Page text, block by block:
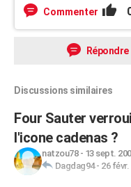
Commenter
Répondre
Discussions similaires
Four Sauter
l'icone cadenas ?
natzou78- 13 sept.
Dagdag94- 26 févr.